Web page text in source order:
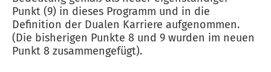
Punkt (9) in dieses Programm und in die
Definition der Dualen Karriere aufgenommen.
(Die bisherigen Punkte 8 und 9 wurden im neuen
Punkt 8 zusammengefügt).